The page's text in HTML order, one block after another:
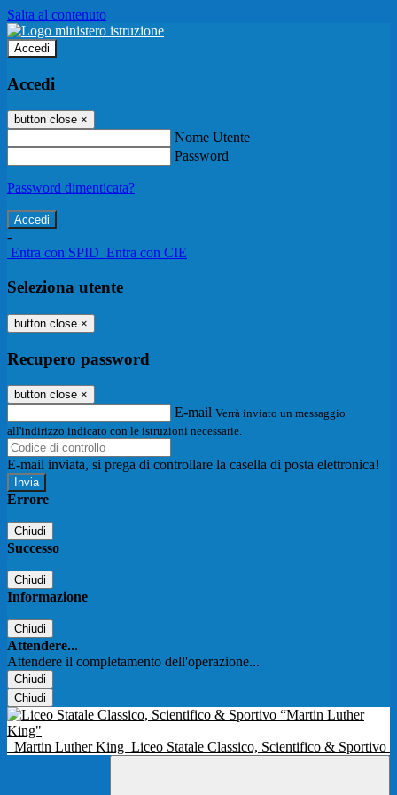
Salta al contenuto
Accedi
Accedi
button close ×
Nome Utente
Password
Password dimenticata?
-
Entra con SPID Entra con CIE
Seleziona utente
button close ×
Recupero password
button close ×
E-mail Verrà inviato un messaggio
all'indirizzo indicato con le istruzioni necessarie.
E-mail inviata, si prega di controllare la casella di posta elettronica!
Errore
Chiudi
Successo
Chiudi
Informazione
Chiudi
Attendere...
Attendere il completamento dell'operazione...
Chiudi
Chiudi
Martin Luther King Liceo Statale Classico, Scientifico & Sportivo